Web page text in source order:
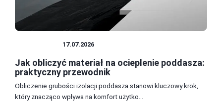
17.07.2026
Jak obliczyć materiał na ocieplenie poddasza:
praktyczny przewodnik
Obliczenie grubości izolacji poddasza stanowi kluczowy krok,
który znacząco wpływa na komfort użytko...